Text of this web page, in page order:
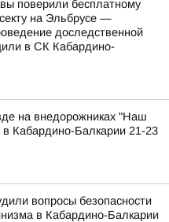
поверили бесплатному
на Эльбрусе —
доследственной
в СК Кабардино-
на внедорожниках "Наш
в Кабардино-Балкарии 21-23
вопросы безопасности
в Кабардино-Балкарии